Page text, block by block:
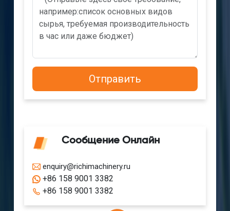
Сообщение Онлайн
enquiry@richimachinery.ru
+86 158 9001 3382
+86 158 9001 3382